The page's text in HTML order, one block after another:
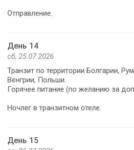
Отправление.
День 14
сб, 25.07.2026
Транзит по территории Болгарии,
Венгрии, Польши.
Горячее питание (по желанию за
Ночлег в транзитном отеле.
День 15